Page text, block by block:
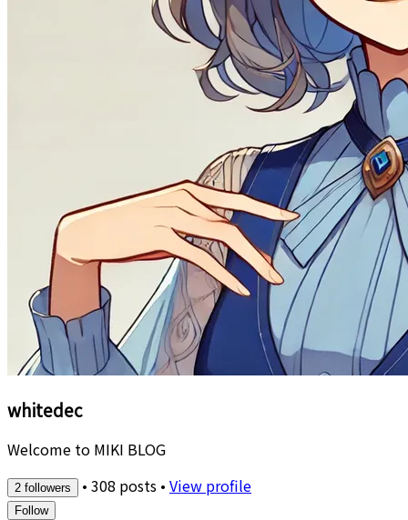
whitedec
Welcome to MIKI BLOG
2 followers • 308 posts • View profile
Follow